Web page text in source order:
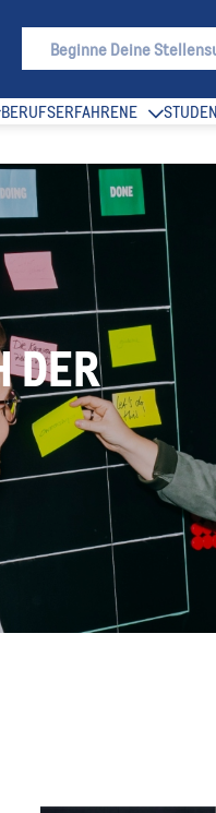
BERUFSERFAHRENE
DER